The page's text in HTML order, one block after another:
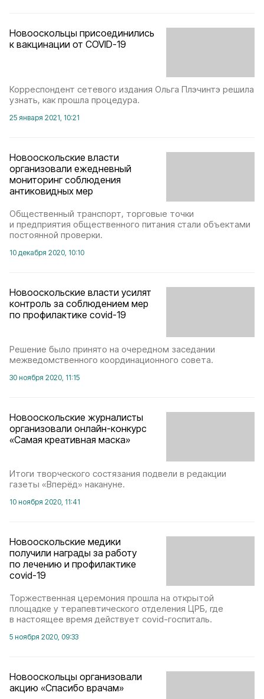
Новооскольцы присоединились
к вакцинации от COVID-19
Корреспондент сетевого издания Ольга Плэчинтэ решила
узнать, как прошла процедура.
25 января 2021, 10:21
Новооскольские власти
организовали ежедневный
мониторинг соблюдения
антиковидных мер
Общественный транспорт, торговые точки
и предприятия общественного питания стали объектами
постоянной проверки.
10 декабря 2020, 10:10
Новооскольские власти усилят
контроль за соблюдением мер
по профилактике covid-19
Решение было принято на очередном заседании
межведомственного координационного совета.
30 ноября 2020, 11:15
Новооскольские журналисты
организовали онлайн-конкурс
«Самая креативная маска»
Итоги творческого состязания подвели в редакции
газеты «Вперёд» накануне.
10 ноября 2020, 11:41
Новооскольские медики
получили награды за работу
по лечению и профилактике
covid-19
Торжественная церемония прошла на открытой
площадке у терапевтического отделения ЦРБ, где
в настоящее время действует covid-госпиталь.
5 ноября 2020, 09:33
Новооскольцы организовали
акцию «Спасибо врачам»